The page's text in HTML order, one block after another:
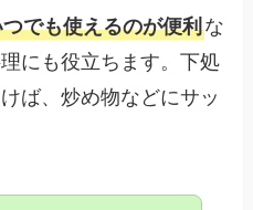
でも使えるのが便利な
にも役立ちます。下処
ば、炒め物などにサッ